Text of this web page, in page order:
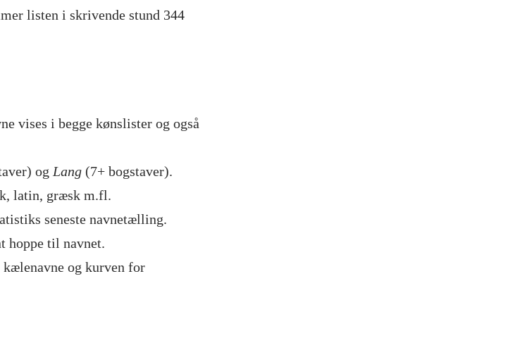
listen i skrivende stund 344
vises i begge kønslister og også
og Lang (7+ bogstaver).
latin, græsk m.fl.
seneste navnetælling.
hoppe til navnet.
og kurven for